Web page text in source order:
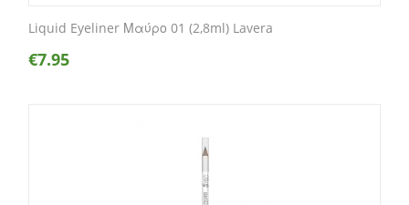
Liquid Eyeliner Μαύρο 01 (2,8ml) Lavera
€7.95